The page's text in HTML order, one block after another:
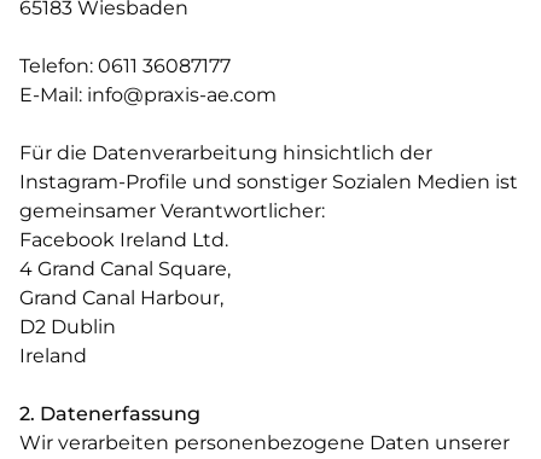
65183 Wiesbaden
Telefon: 0611 36087177
E-Mail: info@praxis-ae.com
Für die Datenverarbeitung hinsichtlich der
Instagram-Profile und sonstiger Sozialen Medien ist
gemeinsamer Verantwortlicher:
Facebook Ireland Ltd.
4 Grand Canal Square,
Grand Canal Harbour,
D2 Dublin
Ireland
2. Datenerfassung
Wir verarbeiten personenbezogene Daten unserer